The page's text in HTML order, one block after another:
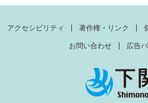
アクセシビリティ 著作権・リンク
お問い合わせ 広告